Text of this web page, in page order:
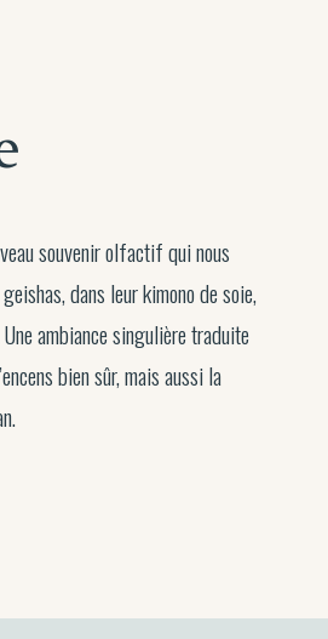
souvenir olfactif qui nous
dans leur kimono de soie,
ambiance singulière traduite
bien sûr, mais aussi la